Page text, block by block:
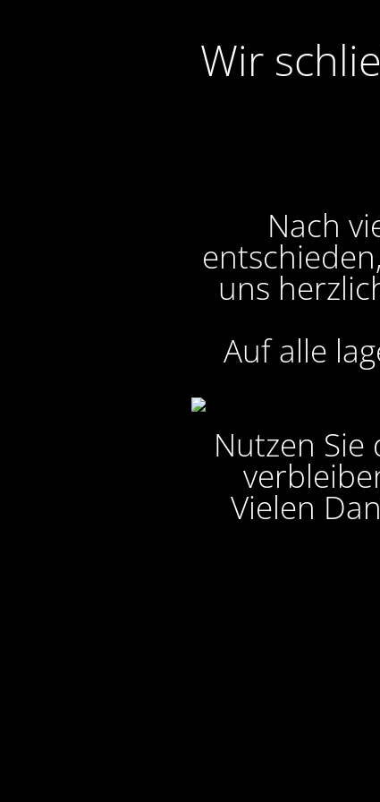
Wir
Nach
uns
Auf alle
Nutzen
Vielen